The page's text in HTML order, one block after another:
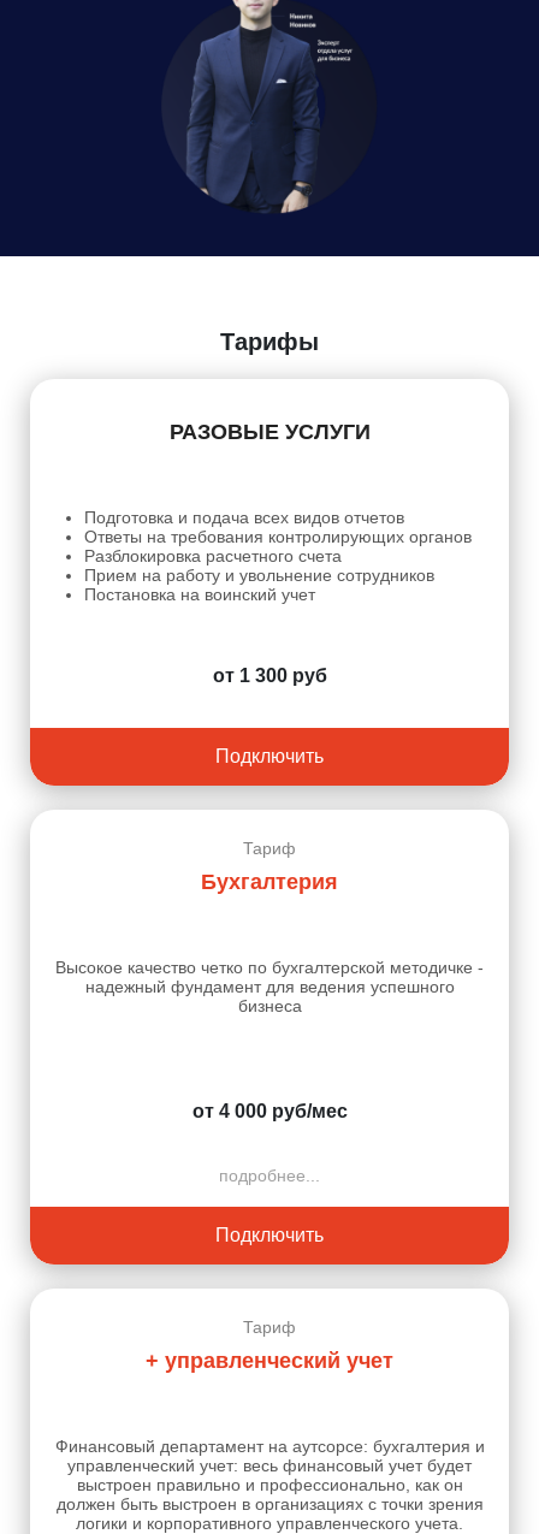
Тарифы
РАЗОВЫЕ УСЛУГИ
Подготовка и подача всех видов отчетов
Ответы на требования контролирующих органов
Разблокировка расчетного счета
Прием на работу и увольнение сотрудников
Постановка на воинский учет
от 1 300 руб
Подключить
Тариф
Бухгалтерия
Высокое качество четко по бухгалтерской методичке -
надежный фундамент для ведения успешного
бизнеса
от 4 000 руб/мес
подробнее...
Подключить
Тариф
+ управленческий учет
Финансовый департамент на аутсорсе: бухгалтерия и
управленческий учет: весь финансовый учет будет
выстроен правильно и профессионально, как он
должен быть выстроен в организациях с точки зрения
логики и корпоративного управленческого учета.